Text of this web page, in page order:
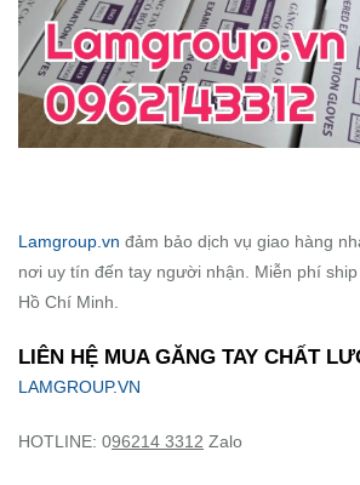
Lamgroup.vn đảm bảo dịch vụ giao hàng
nơi uy tín đến tay người nhận. Miễn phí
Hồ Chí Minh.
LIÊN HỆ MUA GĂNG TAY CHẤT
LAMGROUP.VN
HOTLINE: 096214 3312 Zalo